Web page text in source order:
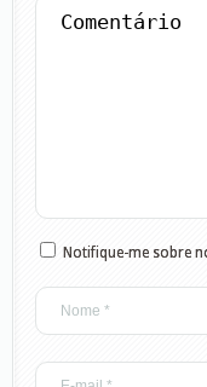
Notifique-me sobre